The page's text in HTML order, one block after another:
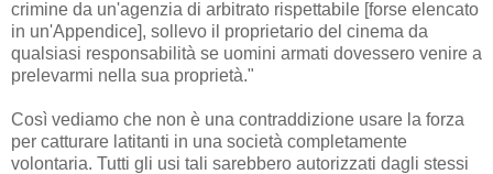
crimine da un'agenzia di arbitrato rispettabile [forse elencato
in un'Appendice], sollevo il proprietario del cinema da
qualsiasi responsabilità se uomini armati dovessero venire a
prelevarmi nella sua proprietà."
Così vediamo che non è una contraddizione usare la forza
per catturare latitanti in una società completamente
volontaria. Tutti gli usi tali sarebbero autorizzati dagli stessi